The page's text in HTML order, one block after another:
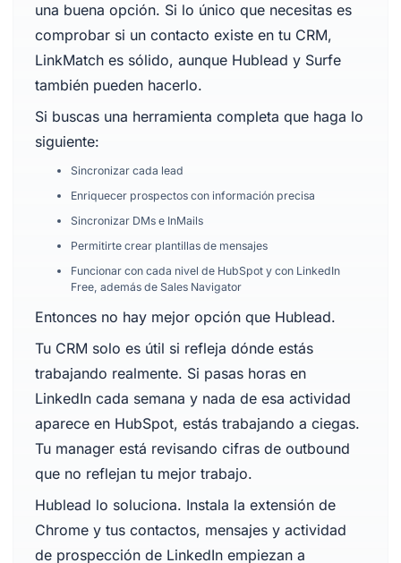
una buena opción. Si lo único que necesitas es
comprobar si un contacto existe en tu CRM,
LinkMatch es sólido, aunque Hublead y Surfe
también pueden hacerlo.
Si buscas una herramienta completa que haga lo
siguiente:
Sincronizar cada lead
Enriquecer prospectos con información precisa
Sincronizar DMs e InMails
Permitirte crear plantillas de mensajes
Funcionar con cada nivel de HubSpot y con LinkedIn
Free, además de Sales Navigator
Entonces no hay mejor opción que Hublead.
Tu CRM solo es útil si refleja dónde estás
trabajando realmente. Si pasas horas en
LinkedIn cada semana y nada de esa actividad
aparece en HubSpot, estás trabajando a ciegas.
Tu manager está revisando cifras de outbound
que no reflejan tu mejor trabajo.
Hublead lo soluciona. Instala la extensión de
Chrome y tus contactos, mensajes y actividad
de prospección de LinkedIn empiezan a